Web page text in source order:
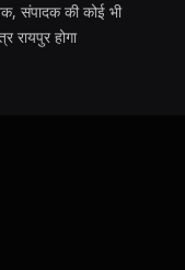
संपादक की कोई भी
रायपुर होगा